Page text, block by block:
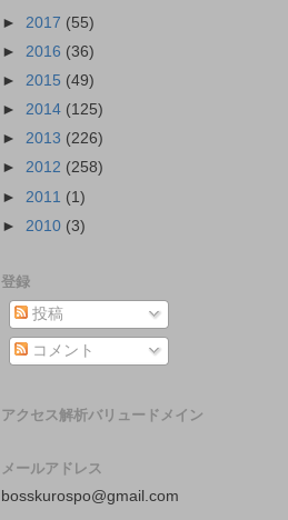
► 2017 (55)
► 2016 (36)
► 2015 (49)
► 2014 (125)
► 2013 (226)
► 2012 (258)
► 2011 (1)
► 2010 (3)
登録
投稿
コメント
アクセス解析バリュードメイン
メールアドレス
bosskurospo@gmail.com